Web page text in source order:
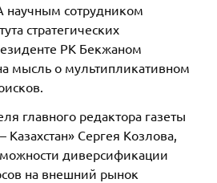
научным сотрудником
стратегических
РК Бекжаном
мысль о мультипликативном
главного редактора газеты
Сергея Козлова,
диверсификации
на внешний рынок